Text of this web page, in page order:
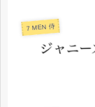
7 MEN 侍